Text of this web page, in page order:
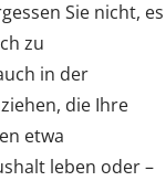
Sie nicht, es
zu
in der
die Ihre
etwa
leben oder –